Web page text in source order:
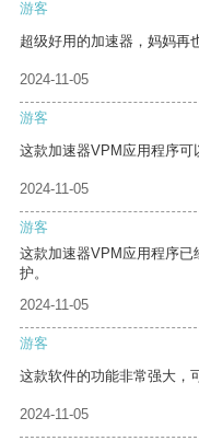
游客
超级好用的加速器，妈妈再
2024-11-05
游客
这款加速器VPM应用程序可
2024-11-05
游客
这款加速器VPM应用程序
护。
2024-11-05
游客
这款软件的功能非常强大，
2024-11-05